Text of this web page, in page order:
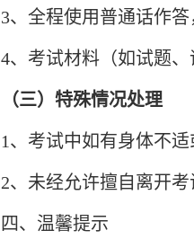
3、全程使用普通话作
4、考试材料（如试题
（三）特殊情况处理
1、考试中如有身体不
2、未经允许擅自离开
四、温馨提示